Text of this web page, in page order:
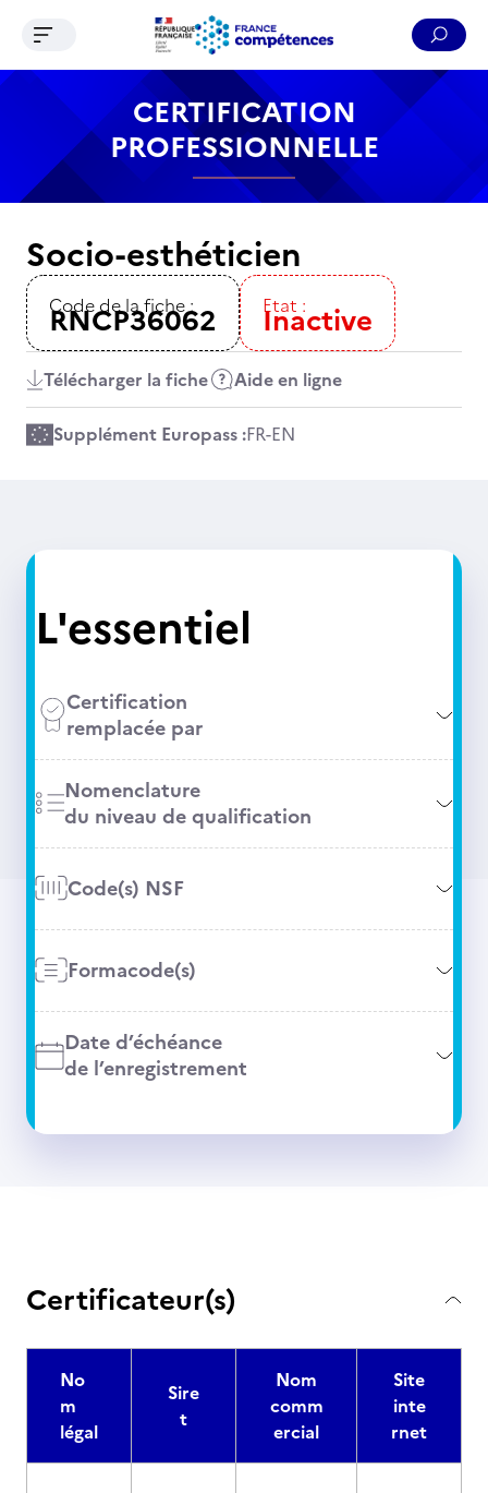
Contenu Recherche Menu Pied de page
Ouvrir le menu de navigation
CERTIFICATION
PROFESSIONNELLE
Socio-esthéticien
Code de la fiche :
RNCP36062 Etat :
Inactive
Télécharger la fiche Aide en ligne
Supplément Europass :FR-EN
L'essentiel
Certification
remplacée par
Nomenclature
du niveau de qualification
Code(s) NSF
Formacode(s)
Date d’échéance
de l’enregistrement
Certificateur(s)
No
m
légal
Sire
t
Nom
comm
ercial
Site
inte
rnet